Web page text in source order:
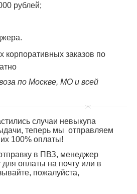
рублей;
корпоративных заказов по
по Москве, МО и всей
случаи невыкупа
теперь мы отправляем
100% оплаты!
в ПВЗ, менеджер
оплаты на почту или в
пожалуйста,